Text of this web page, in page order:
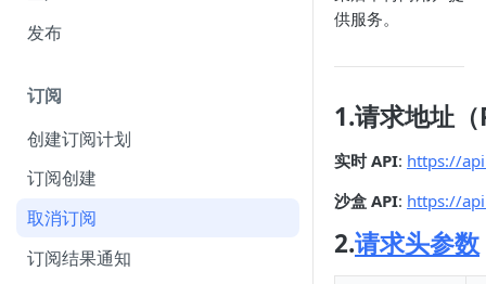
API 身份验证
（Authentication）
Webhook
收单货币 amount 参数说明
FuturePay 系统错误码响应文档
发布
订阅
创建订阅计划
订阅创建
取消订阅
订阅结果通知
供服务。
1.请求地址（
实时 API: https://
沙盒 API: https://
2.请求头参数